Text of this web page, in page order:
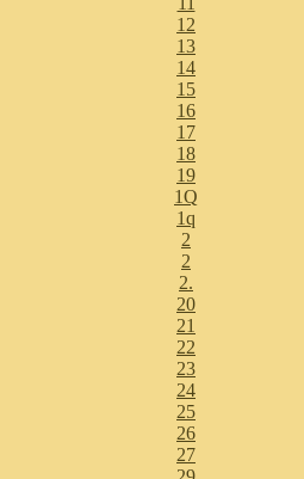
12
13
14
15
16
17
18
19
1Q
1q
2
2
2.
20
21
22
23
24
25
26
27